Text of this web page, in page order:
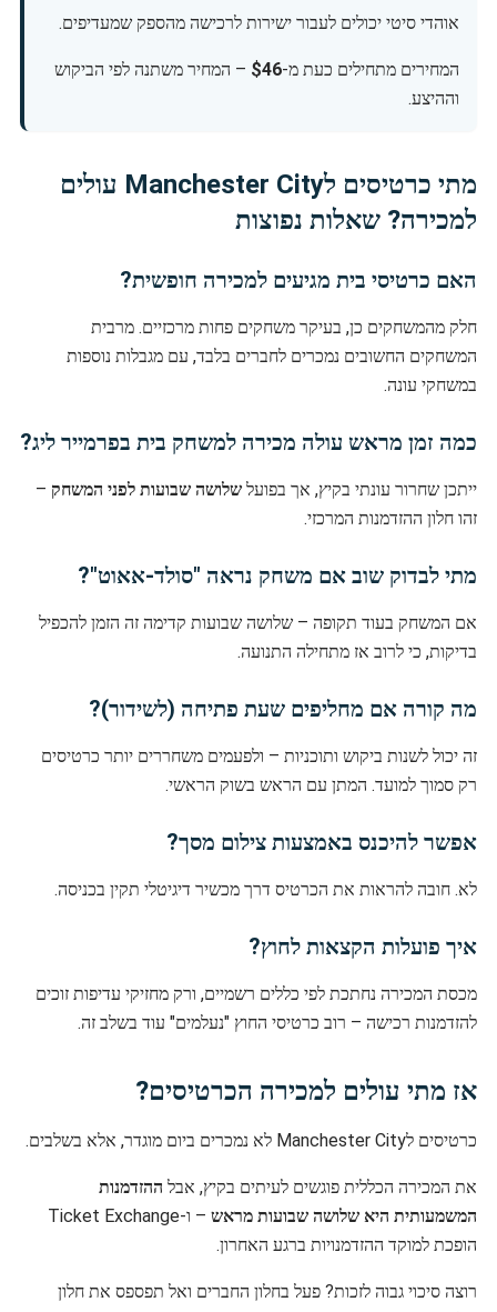
אוהדי סיטי יכולים לעבור ישירות לרכישה מהספק שמעדיפים.
המחירים מתחילים כעת מ-$46 – המחיר משתנה לפי הביקוש
וההיצע.
מתי כרטיסים לManchester City עולים
למכירה? שאלות נפוצות
האם כרטיסי בית מגיעים למכירה חופשית?
חלק מהמשחקים כן, בעיקר משחקים פחות מרכזיים. מרבית
המשחקים החשובים נמכרים לחברים בלבד, עם מגבלות נוספות
במשחקי עונה.
כמה זמן מראש עולה מכירה למשחק בית בפרמייר ליג?
ייתכן שחרור עונתי בקיץ, אך בפועל שלושה שבועות לפני המשחק –
זהו חלון ההזדמנות המרכזי.
מתי לבדוק שוב אם משחק נראה "סולד-אאוט"?
אם המשחק בעוד תקופה – שלושה שבועות קדימה זה הזמן להכפיל
בדיקות, כי לרוב אז מתחילה התנועה.
מה קורה אם מחליפים שעת פתיחה (לשידור)?
זה יכול לשנות ביקוש ותוכניות – ולפעמים משחררים יותר כרטיסים
רק סמוך למועד. המתן עם הראש בשוק הראשי.
אפשר להיכנס באמצעות צילום מסך?
לא. חובה להראות את הכרטיס דרך מכשיר דיגיטלי תקין בכניסה.
איך פועלות הקצאות לחוץ?
מכסת המכירה נחתכת לפי כללים רשמיים, ורק מחזיקי עדיפות זוכים
להזדמנות רכישה – רוב כרטיסי החוץ "נעלמים" עוד בשלב זה.
אז מתי עולים למכירה הכרטיסים?
כרטיסים לManchester City לא נמכרים ביום מוגדר, אלא בשלבים.
את המכירה הכללית פוגשים לעיתים בקיץ, אבל ההזדמנות
המשמעותית היא שלושה שבועות מראש
– ו-Ticket Exchange
הופכת למוקד ההזדמנויות ברגע האחרון.
רוצה סיכוי גבוה לזכות? פעל בחלון החברים ואל תפספס את חלון